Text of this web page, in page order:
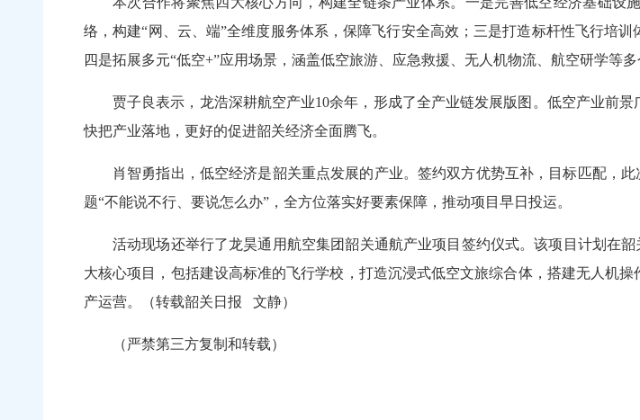
络，构建“网、云、端”全维度服务体系，保障飞行安全高效；三是打造标杆性飞行培
四是拓展多元“低空+”应用场景，涵盖低空旅游、应急救援、无人机物流、航空研学等多
贾子良表示，龙浩深耕航空产业10余年，形成了全产业链发展版图。低空产业前
快把产业落地，更好的促进韶关经济全面腾飞。
肖智勇指出，低空经济是韶关重点发展的产业。签约双方优势互补，目标匹配，
题“不能说不行、要说怎么办”，全方位落实好要素保障，推动项目早日投运。
活动现场还举行了龙昊通用航空集团韶关通航产业项目签约仪式。该项目计划在
大核心项目，包括建设高标准的飞行学校，打造沉浸式低空文旅综合体，搭建无人机
产运营。
（转载韶关日报 文静）
（严禁第三方复制和转载）